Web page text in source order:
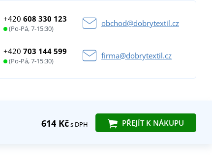
+420608 330 123
(Po-Pá, 7-15:30)
obchod@dobrytextil.cz
+420703 144 599
(Po-Pá, 7-15:30)
firma@dobrytextil.cz
614 Kčs DPH PŘEJÍT K NÁKUPU